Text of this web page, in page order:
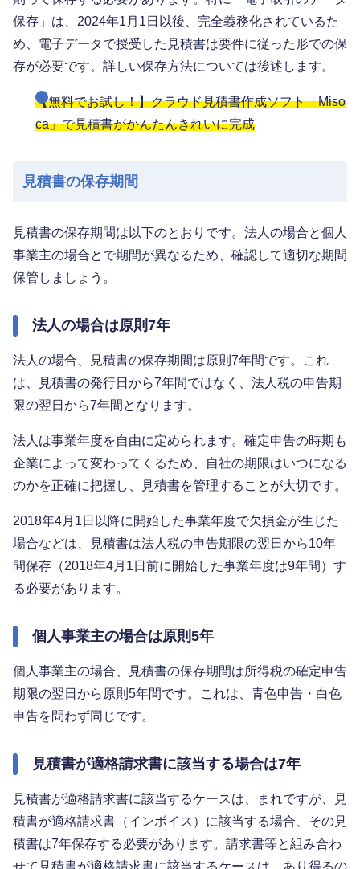
保存」は、2024年1月1日以後、完全義務化されているた
め、電子データで授受した見積書は要件に従った形での保
存が必要です。詳しい保存方法については後述します。
【無料でお試し！】クラウド見積書作成ソフト「Miso
ca」で見積書がかんたんきれいに完成
見積書の保存期間
見積書の保存期間は以下のとおりです。法人の場合と個人
事業主の場合とで期間が異なるため、確認して適切な期間
保管しましょう。
法人の場合は原則7年
法人の場合、見積書の保存期間は原則7年間です。これ
は、見積書の発行日から7年間ではなく、法人税の申告期
限の翌日から7年間となります。
法人は事業年度を自由に定められます。確定申告の時期も
企業によって変わってくるため、自社の期限はいつになる
のかを正確に把握し、見積書を管理することが大切です。
2018年4月1日以降に開始した事業年度で欠損金が生じた
場合などは、見積書は法人税の申告期限の翌日から10年
間保存（2018年4月1日前に開始した事業年度は9年間）す
る必要があります。
個人事業主の場合は原則5年
個人事業主の場合、見積書の保存期間は所得税の確定申告
期限の翌日から原則5年間です。これは、青色申告・白色
申告を問わず同じです。
見積書が適格請求書に該当する場合は7年
見積書が適格請求書に該当するケースは、まれですが、見
積書が適格請求書（インボイス）に該当する場合、その見
積書は7年保存する必要があります。請求書等と組み合わ
せて見積書が適格請求書に該当するケースは、あり得るの